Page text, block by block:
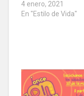
4 enero, 2021
En "Estilo de Vida"